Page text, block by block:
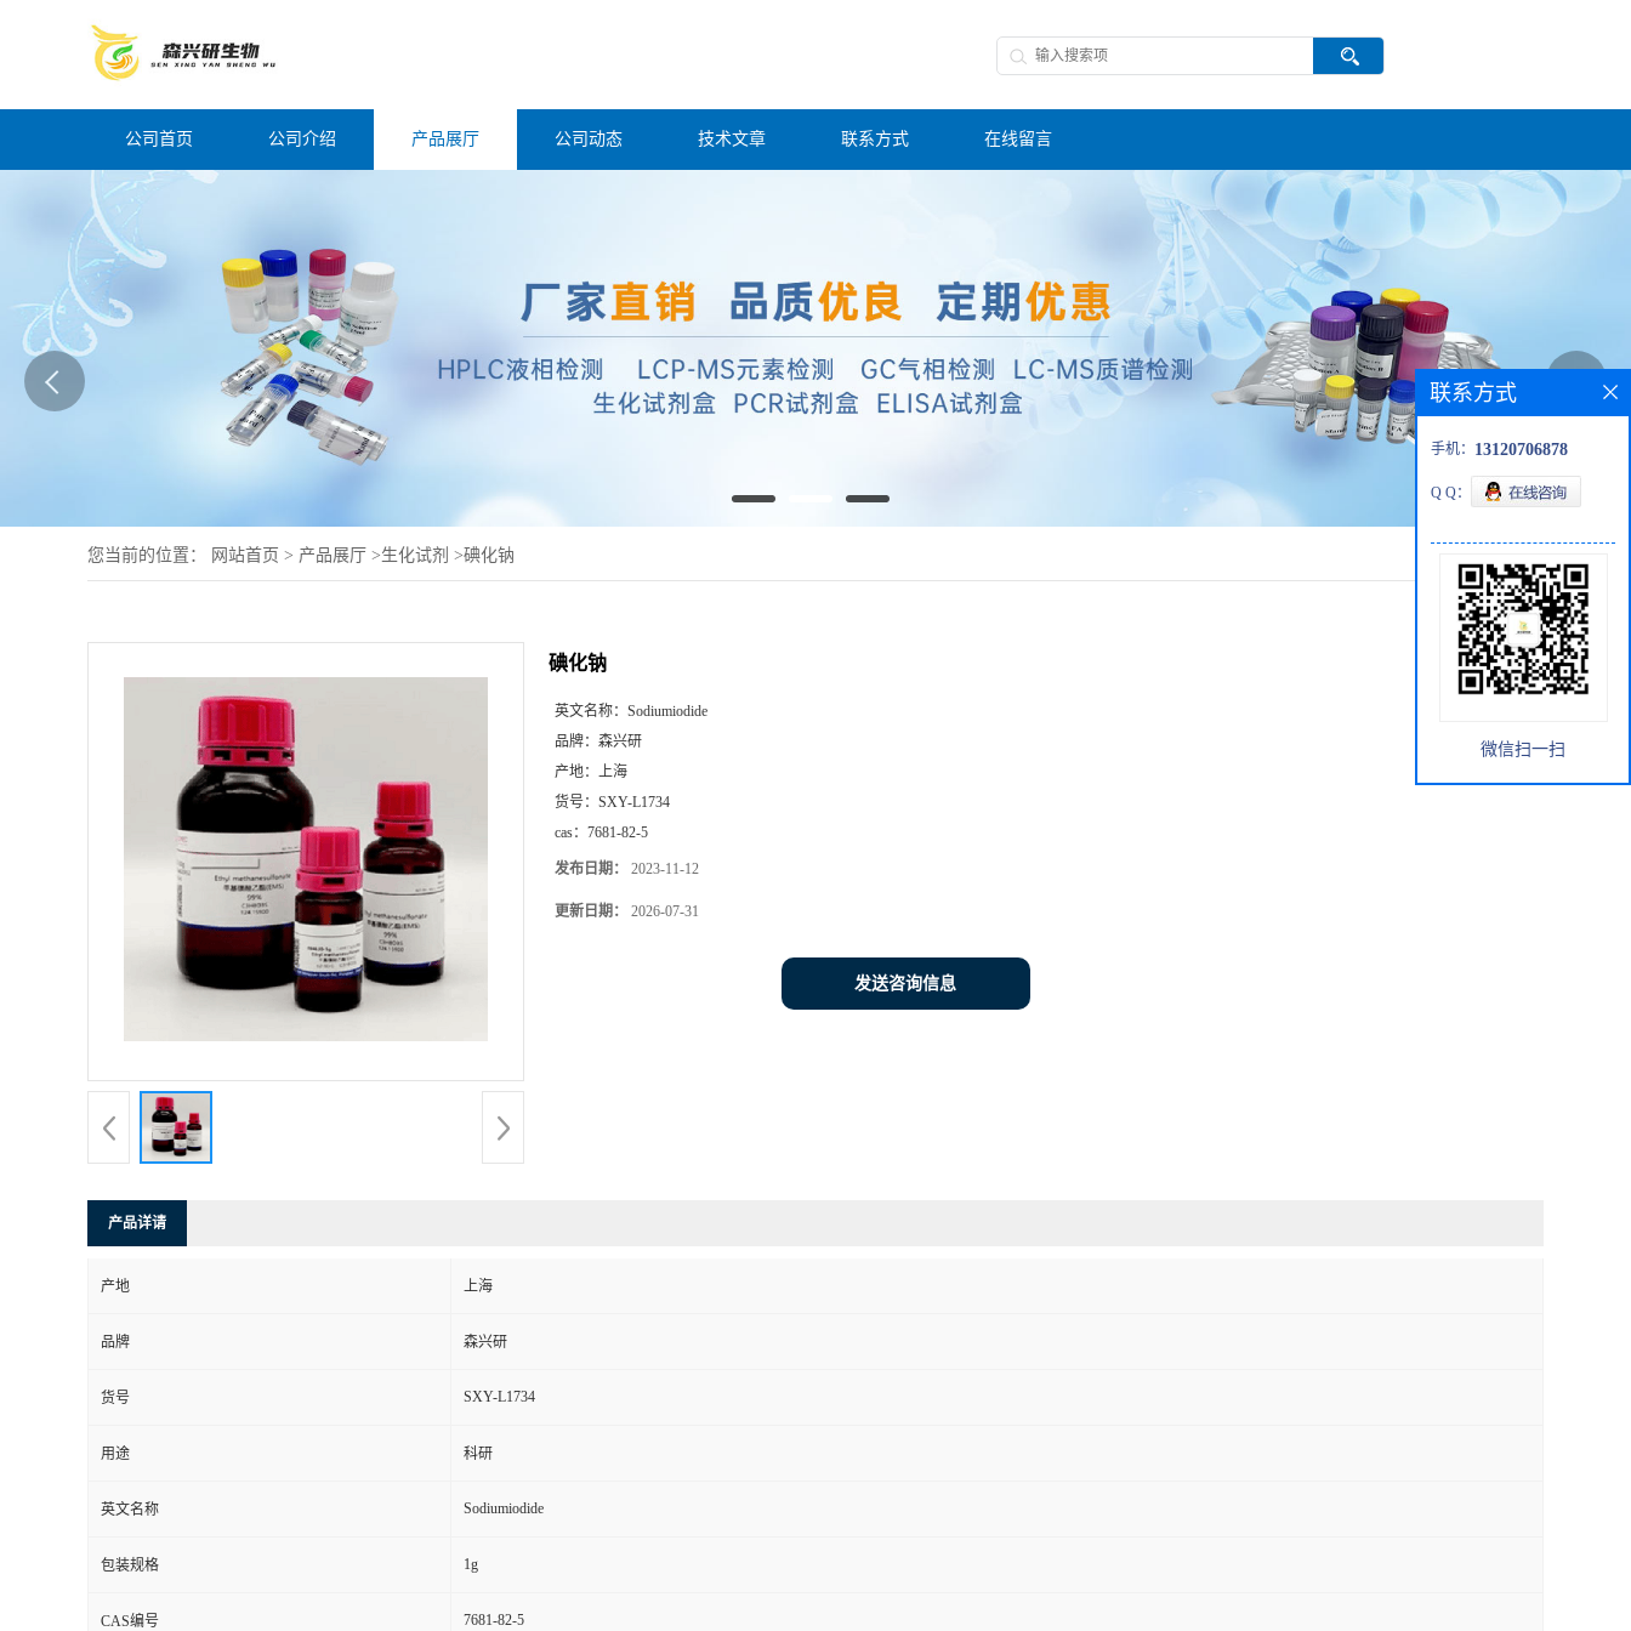
公司首页 公司介绍 产品展厅 公司动态 技术文章 联系方式 在线留言
您当前的位置： 网站首页 > 产品展厅 >生化试剂 >碘化钠
碘化钠
英文名称： Sodiumiodide
品牌： 森兴研
产地： 上海
货号： SXY-L1734
cas： 7681-82-5
发布日期： 2023-11-12
更新日期： 2026-07-31
发送咨询信息
产品详请
产地 上海
品牌 森兴研
货号 SXY-L1734
用途 科研
英文名称 Sodiumiodide
包装规格 1g
CAS编号 7681-82-5
联系方式
手机： 13120706878
Q Q：
微信扫一扫